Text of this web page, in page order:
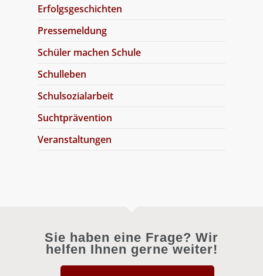
Erfolgsgeschichten
Pressemeldung
Schüler machen Schule
Schulleben
Schulsozialarbeit
Suchtprävention
Veranstaltungen
Sie haben eine Frage? Wir
helfen Ihnen gerne weiter!